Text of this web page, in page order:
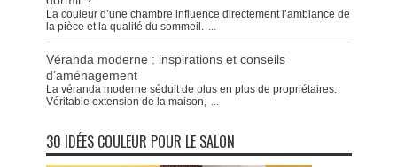
La couleur d’une chambre influence directement l’ambiance de
la pièce et la qualité du sommeil.
Véranda moderne : inspirations et conseils
d’aménagement
La véranda moderne séduit de plus en plus de propriétaires.
Véritable extension de la maison,
30 IDÉES COULEUR POUR LE SALON